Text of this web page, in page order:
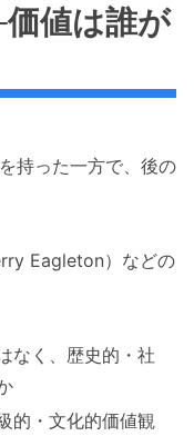
値は誰が
持った一方で、後の
Eagleton）などの
なく、歴史的・社
的・文化的価値観